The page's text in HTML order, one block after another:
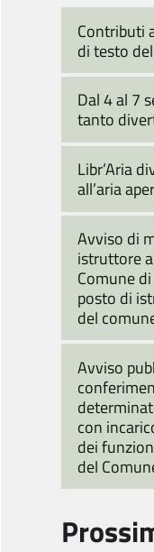
Contributi
di testo
Dal 4 al 7
tanto
Libr’Aria
all’aria
Avviso di
istruttore
Comune
posto di
del
Avviso
con
dei
del